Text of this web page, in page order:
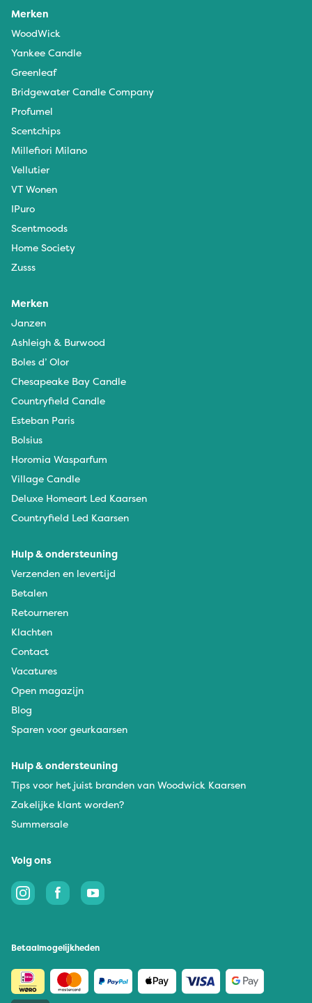
Merken
WoodWick
Yankee Candle
Greenleaf
Bridgewater Candle Company
Profumel
Scentchips
Millefiori Milano
Vellutier
VT Wonen
IPuro
Scentmoods
Home Society
Zusss
Merken
Janzen
Ashleigh & Burwood
Boles d’ Olor
Chesapeake Bay Candle
Countryfield Candle
Esteban Paris
Bolsius
Horomia Wasparfum
Village Candle
Deluxe Homeart Led Kaarsen
Countryfield Led Kaarsen
Hulp & ondersteuning
Verzenden en levertijd
Betalen
Retourneren
Klachten
Contact
Vacatures
Open magazijn
Blog
Sparen voor geurkaarsen
Hulp & ondersteuning
Tips voor het juist branden van Woodwick Kaarsen
Zakelijke klant worden?
Summersale
Volg ons
Betaalmogelijkheden